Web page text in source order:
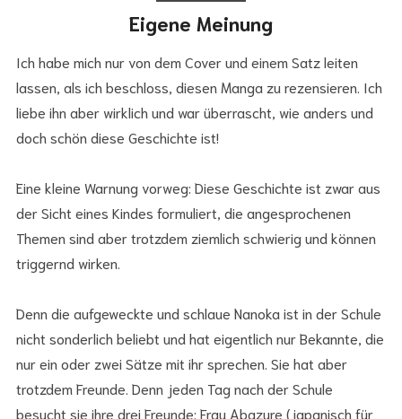
Eigene Meinung
Ich habe mich nur von dem Cover und einem Satz leiten
lassen, als ich beschloss, diesen Manga zu rezensieren. Ich
liebe ihn aber wirklich und war überrascht, wie anders und
doch schön diese Geschichte ist!
Eine kleine Warnung vorweg: Diese Geschichte ist zwar aus
der Sicht eines Kindes formuliert, die angesprochenen
Themen sind aber trotzdem ziemlich schwierig und können
triggernd wirken.
Denn die aufgeweckte und schlaue Nanoka ist in der Schule
nicht sonderlich beliebt und hat eigentlich nur Bekannte, die
nur ein oder zwei Sätze mit ihr sprechen. Sie hat aber
trotzdem Freunde. Denn jeden Tag nach der Schule
besucht sie ihre drei Freunde: Frau Abazure (japanisch für